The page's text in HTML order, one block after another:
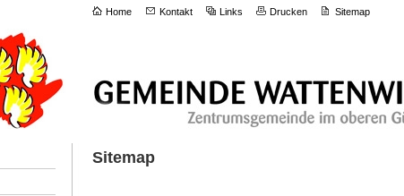
Home Kontakt Links Drucken Sitemap
Sitemap